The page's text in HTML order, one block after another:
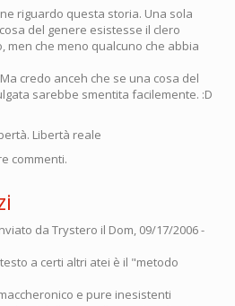
riguardo questa storia. Una sola
del genere esistesse il clero
men che meno qualcuno che abbia
credo anceh che se una cosa del
sarebbe smentita facilemente. :D
Libertà reale
commenti.
da Trystero il Dom, 09/17/2006 -
a certi altri atei è il "metodo
e pure inesistenti